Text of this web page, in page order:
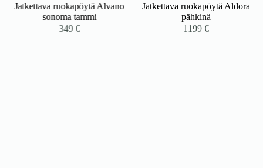
Jatkettava ruokapöytä Alvano
sonoma tammi
349€
Jatkettava ruokapöytä Aldora
pähkinä
1199€